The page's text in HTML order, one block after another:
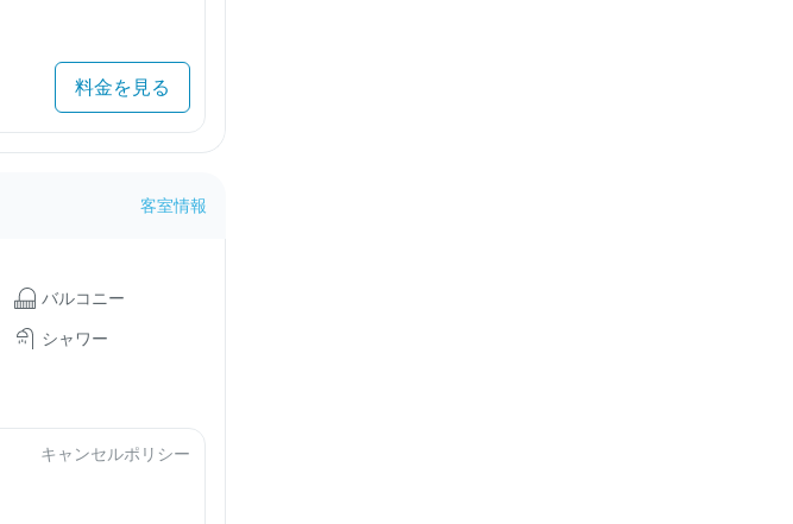
料金を見る
客室情報
バルコニー
シャワー
キャンセルポリシー